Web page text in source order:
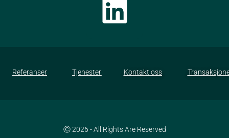
Referanser Tjenester Kontakt oss
Ⓒ 2026 - All Rights Are Reserved